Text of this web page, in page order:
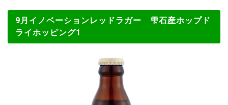
9月イノベーションレッドラガー 雫石産ホップド
ライホッピング1